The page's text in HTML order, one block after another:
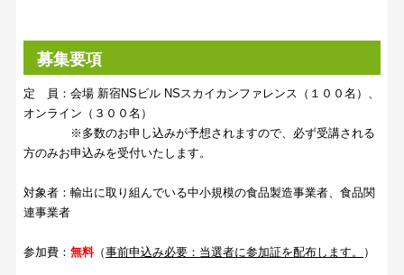
募集要項
定 員：会場 新宿NSビル NSスカイカンファレンス（１００名）、
オンライン（３００名）
※多数のお申し込みが予想されますので、必ず受講される
方のみお申込みを受付いたします。
対象者：輸出に取り組んでいる中小規模の食品製造事業者、食品関
連事業者
参加費：無料（事前申込み必要：当選者に参加証を配布します。 ）